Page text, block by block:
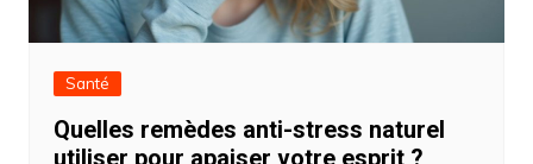
Santé
Quelles remèdes anti-stress naturel
utiliser pour apaiser votre esprit ?